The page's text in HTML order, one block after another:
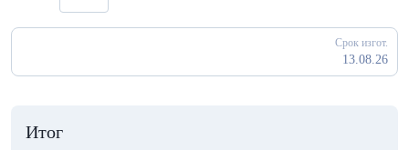
Срок изгот.
13.08.26
Итог